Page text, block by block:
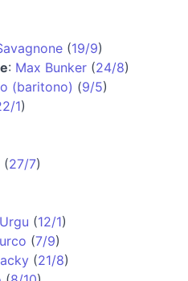
(19/9)
: Max Bunker (24/8)
(baritono) (9/5)
1)
(27/7)
(12/1)
(7/9)
(21/8)